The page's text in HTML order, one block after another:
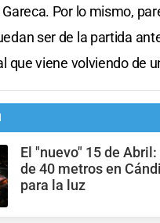
Gareca. Por lo mismo,
ser de la partida
que viene volviendo de
El "nuevo" 15 de
de 40 metros en
para la luz